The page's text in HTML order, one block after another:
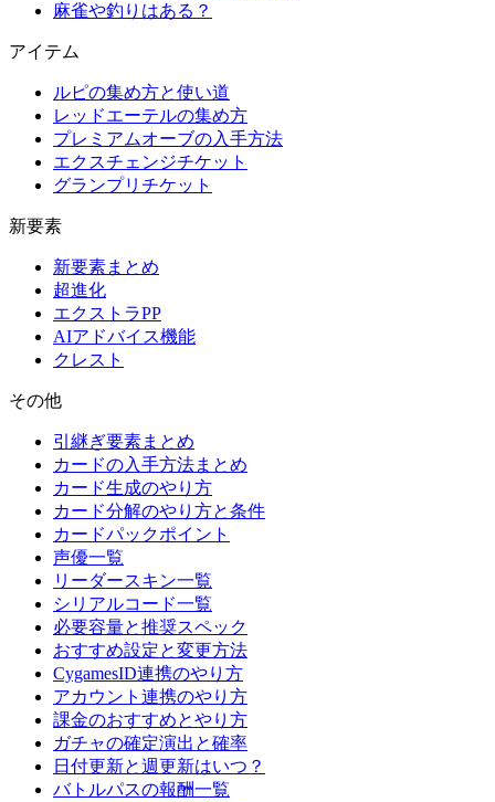
麻雀や釣りはある？
アイテム
ルピの集め方と使い道
レッドエーテルの集め方
プレミアムオーブの入手方法
エクスチェンジチケット
グランプリチケット
新要素
新要素まとめ
超進化
エクストラPP
AIアドバイス機能
クレスト
その他
引継ぎ要素まとめ
カードの入手方法まとめ
カード生成のやり方
カード分解のやり方と条件
カードパックポイント
声優一覧
リーダースキン一覧
シリアルコード一覧
必要容量と推奨スペック
おすすめ設定と変更方法
CygamesID連携のやり方
アカウント連携のやり方
課金のおすすめとやり方
ガチャの確定演出と確率
日付更新と週更新はいつ？
バトルパスの報酬一覧